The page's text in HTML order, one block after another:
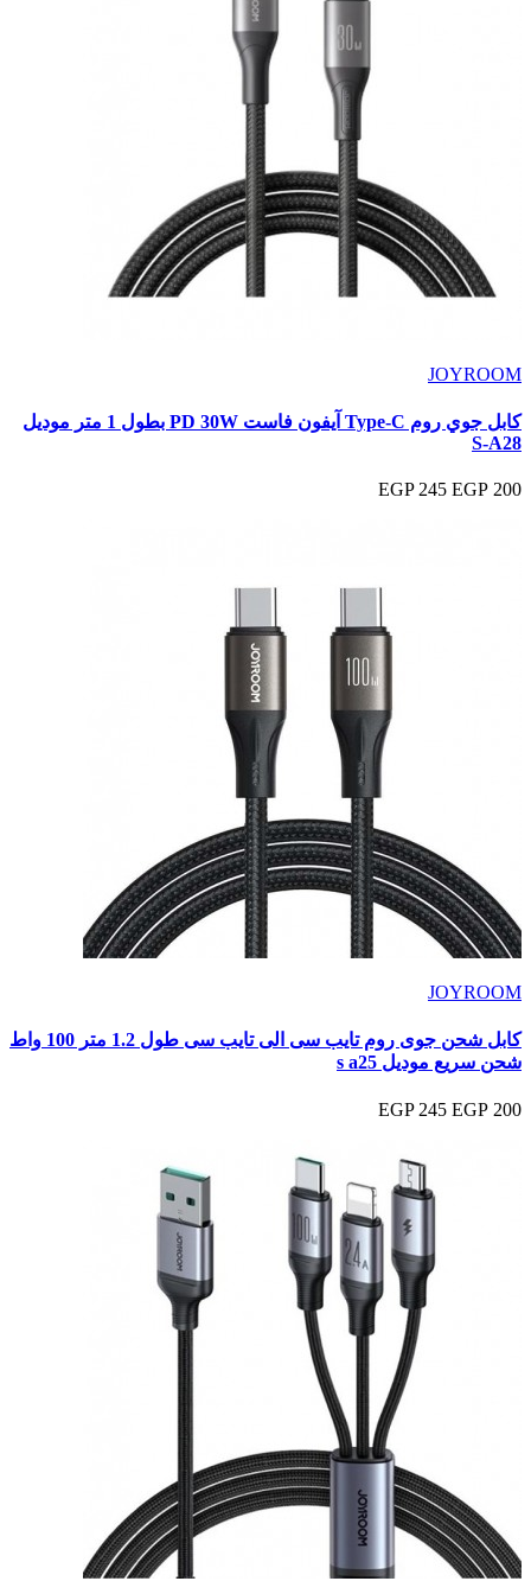
JOYROOM
كابل جوي روم Type-C آيفون فاست PD 30W بطول 1 متر موديل
S-A28
200 EGP
245 EGP
JOYROOM
كابل شحن جوى روم تايب سى الى تايب سى طول 1.2 متر 100 واط
شحن سريع موديل s a25
200 EGP
245 EGP